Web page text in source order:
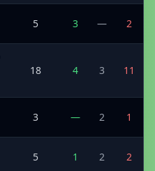
5 3 — 2
18 4 3 11
3 — 2 1
5 1 2 2